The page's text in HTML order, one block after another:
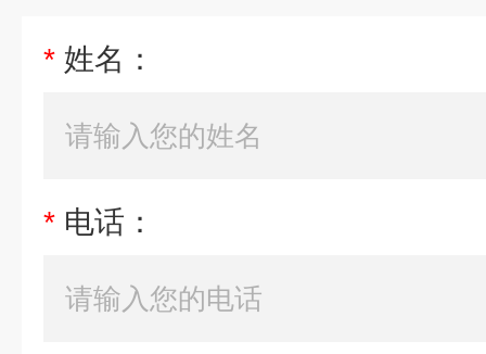
* 姓名：
* 电话：